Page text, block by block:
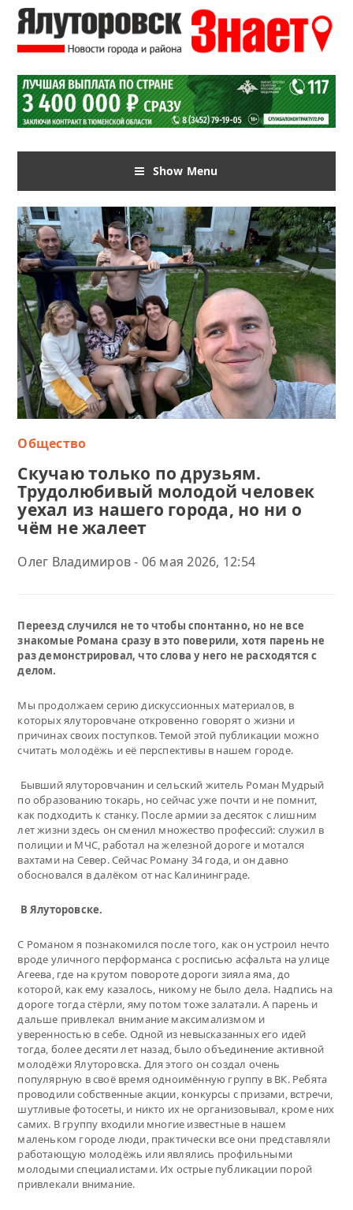
Show Menu
Общество
Скучаю только по друзьям.
Трудолюбивый молодой человек
уехал из нашего города, но ни о
чём не жалеет
Олег Владимиров - 06 мая 2026, 12:54
Переезд случился не то чтобы спонтанно, но не все
знакомые Романа сразу в это поверили, хотя парень не
раз демонстрировал, что слова у него не расходятся с
делом.
Мы продолжаем серию дискуссионных материалов, в
которых ялуторовчане откровенно говорят о жизни и
причинах своих поступков. Темой этой публикации можно
считать молодёжь и её перспективы в нашем городе.
Бывший ялуторовчанин и сельский житель Роман Мудрый
по образованию токарь, но сейчас уже почти и не помнит,
как подходить к станку. После армии за десяток с лишним
лет жизни здесь он сменил множество профессий: служил в
полиции и МЧС, работал на железной дороге и мотался
вахтами на Север. Сейчас Роману 34 года, и он давно
обосновался в далёком от нас Калининграде.
В Ялуторовске.
С Романом я познакомился после того, как он устроил нечто
вроде уличного перформанса с росписью асфальта на улице
Агеева, где на крутом повороте дороги зияла яма, до
которой, как ему казалось, никому не было дела. Надпись на
дороге тогда стёрли, яму потом тоже залатали. А парень и
дальше привлекал внимание максимализмом и
уверенностью в себе. Одной из невысказанных его идей
тогда, более десяти лет назад, было объединение активной
молодёжи Ялуторовска. Для этого он создал очень
популярную в своё время одноимённую группу в ВК. Ребята
проводили собственные акции, конкурсы с призами, встречи,
шутливые фотосеты, и никто их не организовывал, кроме них
самих. В группу входили многие известные в нашем
маленьком городе люди, практически все они представляли
работающую молодёжь или являлись профильными
молодыми специалистами. Их острые публикации порой
привлекали внимание.